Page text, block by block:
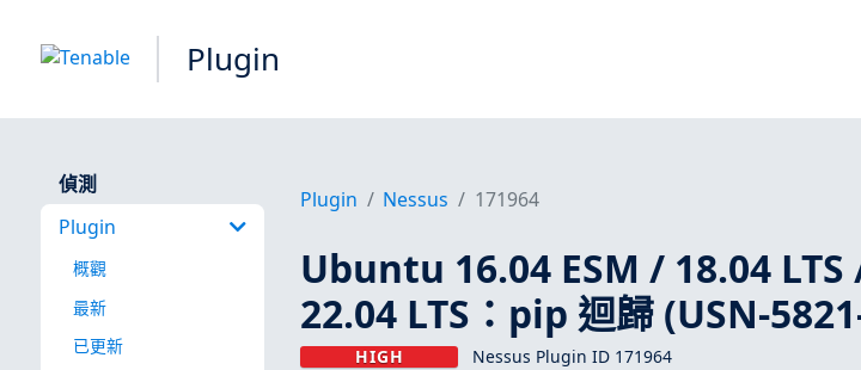
Plugin
偵測
Plugin
概觀
最新
已更新
Plugin Nessus 171964
Ubuntu 16.04 ESM / 18.04 LTS
22.04 LTS：pip 迴歸 (USN-
HIGH Nessus Plugin ID 171964